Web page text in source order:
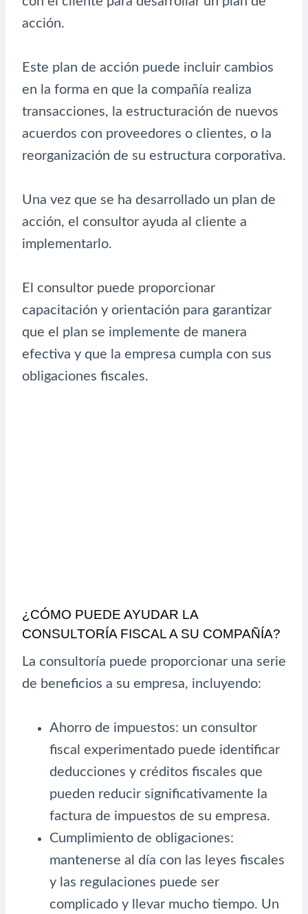
acción.
Este plan de acción puede incluir cambios
en la forma en que la compañía realiza
transacciones, la estructuración de nuevos
acuerdos con proveedores o clientes, o la
reorganización de su estructura corporativa.
Una vez que se ha desarrollado un plan de
acción, el consultor ayuda al cliente a
implementarlo.
El consultor puede proporcionar
capacitación y orientación para garantizar
que el plan se implemente de manera
efectiva y que la empresa cumpla con sus
obligaciones fiscales.
¿CÓMO PUEDE AYUDAR LA
CONSULTORÍA FISCAL A SU COMPAÑÍA?
La consultoría puede proporcionar una serie
de beneficios a su empresa, incluyendo:
Ahorro de impuestos: un consultor
fiscal experimentado puede identificar
deducciones y créditos fiscales que
pueden reducir significativamente la
factura de impuestos de su empresa.
Cumplimiento de obligaciones:
mantenerse al día con las leyes fiscales
y las regulaciones puede ser
complicado y llevar mucho tiempo. Un